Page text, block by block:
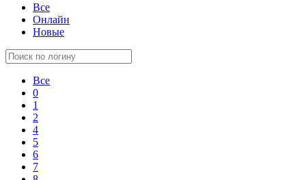
Все
Онлайн
Новые
Все
0
1
2
4
5
6
7